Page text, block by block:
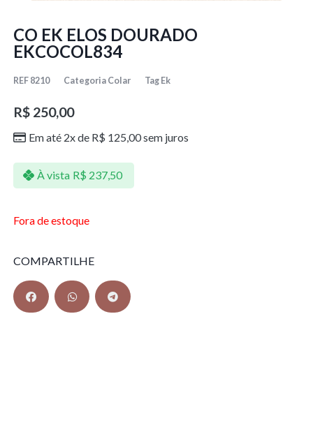
CO EK ELOS DOURADO
EKCOCOL834
REF 8210 Categoria Colar Tag Ek
R$250,00
Em até 2x de R$ 125,00sem juros
À vista R$ 237,50
Fora de estoque
COMPARTILHE